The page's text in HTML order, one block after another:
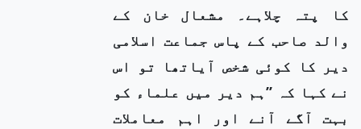
کا پتہ چلاہے۔ مشعال خان کے
والد صاحب کے پاس جماعت اسلامی
دیر کا کوئی شخص آیاتھا تو اس
نے کہا کہ ’’ہم دیر میں علماء کو
بہت آگے آنے اور اہم معاملات